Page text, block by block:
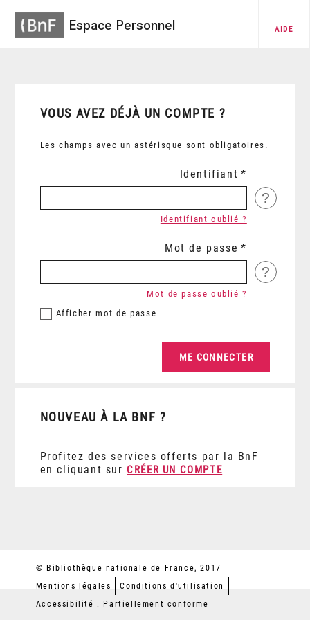
Espace Personnel AIDE
VOUS AVEZ DÉJÀ UN COMPTE ?
Les champs avec un astérisque sont obligatoires.
Identifiant
?
Identifiant oublié ?
Mot de passe
?
Afficher mot de passe
Mot de passe oublié ?
NOUVEAU À LA BNF ?
Profitez des services offerts par la BnF
en cliquant sur CRÉER UN COMPTE
© Bibliothèque nationale de France, 2017
Mentions légales
Conditions d'utilisation
Accessibilité : Partiellement conforme